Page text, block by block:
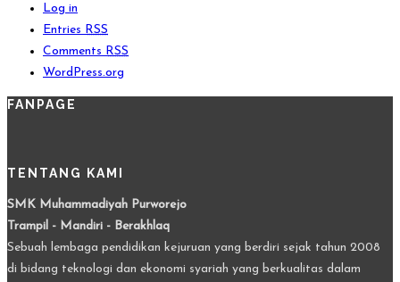
Log in
Entries RSS
Comments RSS
WordPress.org
FANPAGE
TENTANG KAMI
SMK Muhammadiyah Purworejo
Trampil - Mandiri - Berakhlaq
Sebuah lembaga pendidikan kejuruan yang berdiri sejak tahun 2008
di bidang teknologi dan ekonomi syariah yang berkualitas dalam